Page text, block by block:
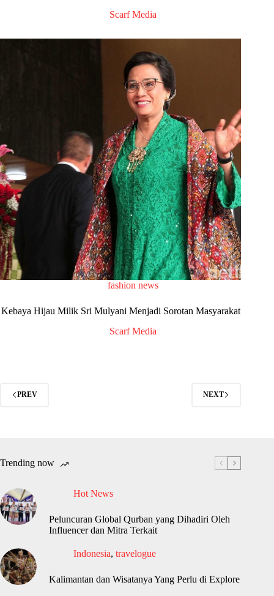
Scarf Media
fashion news
Kebaya Hijau Milik Sri Mulyani Menjadi Sorotan Masyarakat
Scarf Media
PREV NEXT
Trending now
Hot News
Peluncuran Global Qurban yang Dihadiri Oleh
Influencer dan Mitra Terkait
Indonesia, travelogue
Kalimantan dan Wisatanya Yang Perlu di Explore